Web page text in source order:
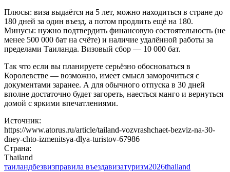
Плюсы: виза выдаётся на 5 лет, можно находиться в стране до
180 дней за один въезд, а потом продлить ещё на 180.
Минусы: нужно подтвердить финансовую состоятельность (не
менее 500 000 бат на счёте) и наличие удалённой работы за
пределами Таиланда. Визовый сбор — 10 000 бат.
Так что если вы планируете серьёзно обосноваться в
Королевстве — возможно, имеет смысл заморочиться с
документами заранее. А для обычного отпуска в 30 дней
вполне достаточно будет загореть, наесться манго и вернуться
домой с яркими впечатлениями.
Источник:
https://www.atorus.ru/article/tailand-vozvrashchaet-bezviz-na-30-
dney-chto-izmenitsya-dlya-turistov-67986
Страна:
Thailand
таиландбезвизправила въездавизатуризм2026thailand